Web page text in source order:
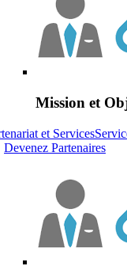
Mission et
Devenez Partenaires